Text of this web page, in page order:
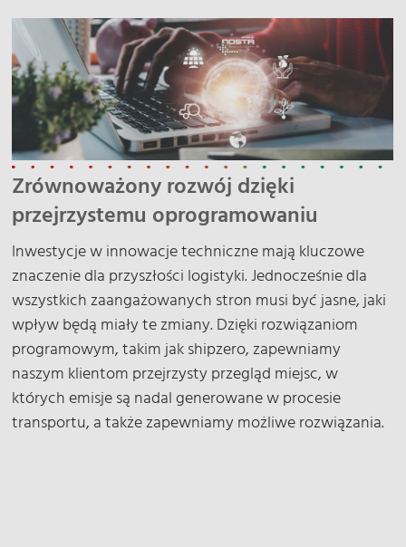
Zrównoważony rozwój dzięki
przejrzystemu oprogramowaniu
Inwestycje w innowacje techniczne mają kluczowe
znaczenie dla przyszłości logistyki. Jednocześnie dla
wszystkich zaangażowanych stron musi być jasne, jaki
wpływ będą miały te zmiany. Dzięki rozwiązaniom
programowym, takim jak shipzero, zapewniamy
naszym klientom przejrzysty przegląd miejsc, w
których emisje są nadal generowane w procesie
transportu, a także zapewniamy możliwe rozwiązania.